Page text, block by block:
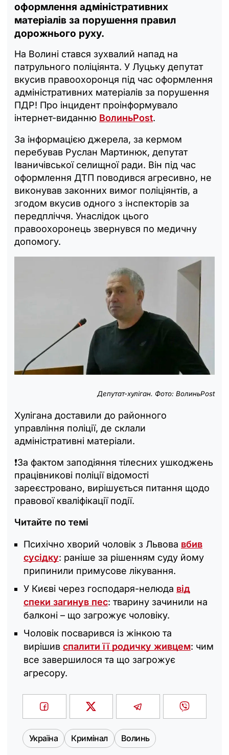
оформлення адміністративних
матеріалів за порушення правил
дорожнього руху.
На Волині стався зухвалий напад на
патрульного поліціянта. У Луцьку депутат
вкусив правоохоронця під час оформлення
адміністративних матеріалів за порушення
ПДР! Про інцидент проінформувало
інтернет-виданню ВолиньPost.
За інформацією джерела, за кермом
перебував Руслан Мартинюк, депутат
Іваничівської селищної ради. Він під час
оформлення ДТП поводився агресивно, не
виконував законних вимог поліціянтів, а
згодом вкусив одного з інспекторів за
передпліччя. Унаслідок цього
правоохоронець звернувся по медичну
допомогу.
Депутат-хуліган. Фото: ВолиньPost
Хулігана доставили до районного
управління поліції, де склали
адміністративні матеріали.
❗️За фактом заподіяння тілесних ушкоджень
працівникові поліції відомості
зареєстровано, вирішується питання щодо
правової кваліфікації події.
Читайте по темі
Психічно хворий чоловік з Львова вбив
сусідку: раніше за рішенням суду йому
припинили примусове лікування.
У Києві через господаря-нелюда від
спеки загинув пес: тварину зачинили на
балконі – що загрожує чоловіку.
Чоловік посварився із жінкою та
вирішив спалити її родичку живцем: чим
все завершилося та що загрожує
агресору.
Україна Кримінал Волинь